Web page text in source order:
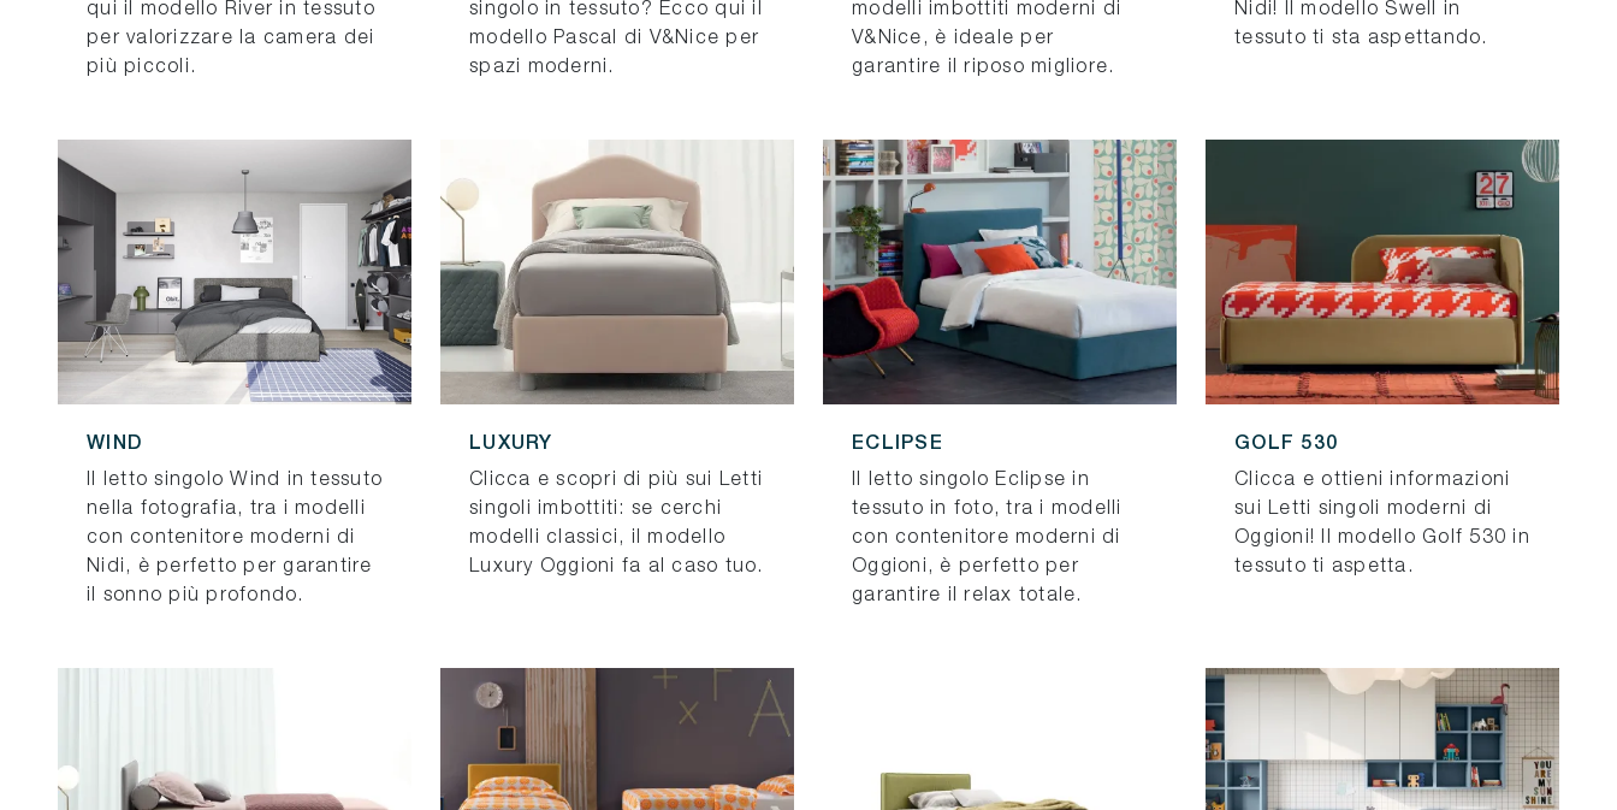
qui il modello River in tessuto
per valorizzare la camera dei
più piccoli.
singolo in tessuto? Ecco qui il
modello Pascal di V&Nice per
spazi moderni.
modelli imbottiti moderni di
V&Nice, è ideale per
garantire il riposo migliore.
Nidi! Il modello Swell in
tessuto ti sta aspettando.
WIND
Il letto singolo Wind in tessuto
nella fotografia, tra i modelli
con contenitore moderni di
Nidi, è perfetto per garantire
il sonno più profondo.
LUXURY
Clicca e scopri di più sui Letti
singoli imbottiti: se cerchi
modelli classici, il modello
Luxury Oggioni fa al caso tuo.
ECLIPSE
Il letto singolo Eclipse in
tessuto in foto, tra i modelli
con contenitore moderni di
Oggioni, è perfetto per
garantire il relax totale.
GOLF 530
Clicca e ottieni informazioni
sui Letti singoli moderni di
Oggioni! Il modello Golf 530 in
tessuto ti aspetta.